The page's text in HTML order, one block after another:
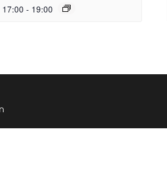
17:00 - 19:00